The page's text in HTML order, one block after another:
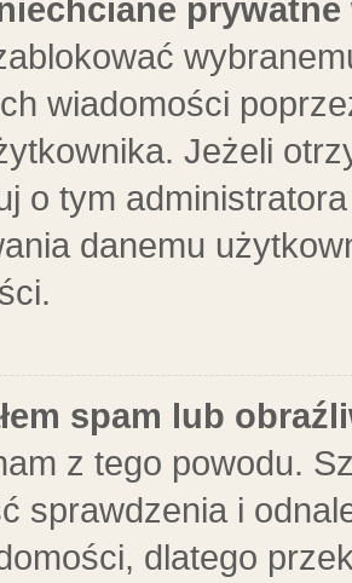
wiadomości
Jeżeli
o tym
danemu
spam lub
z tego powodu.
sprawdzenia i
dlatego